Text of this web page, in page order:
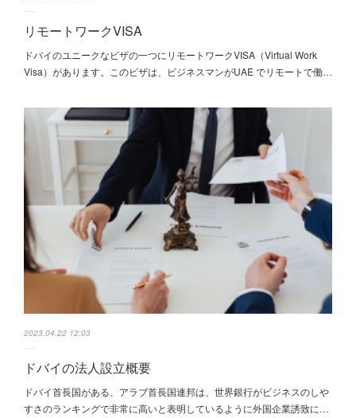
リモートワークVISA
ドバイのユニークなビザの一つにリモートワークVISA（Virtual Work
Visa）があります。このビザは、ビジネスマンがUAE でリモートで働…
2023.04.22 12:03
ドバイの法人設立概要
ドバイ首長国がある、アラブ首長国連邦は、世界銀行がビジネスのしや
すさのランキングで非常に高いと表明しているように外国企業誘致に…